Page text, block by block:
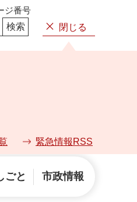
ジ番号
閉じる
緊急情報RSS
ごと 市政情報